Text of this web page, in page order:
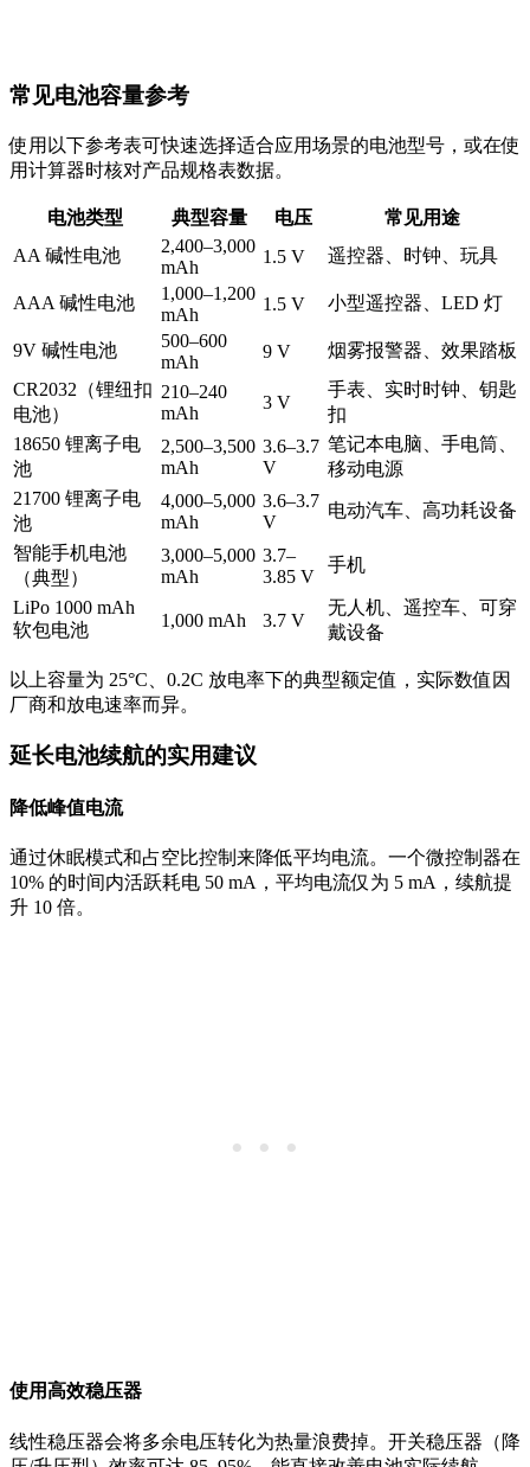
常见电池容量参考
使用以下参考表可快速选择适合应用场景的电池型号，或在使
用计算器时核对产品规格表数据。
电池类型 典型容量 电压
常见用途
AA 碱性电池
2,400–3,000
mAh
1.5 V 遥控器、时钟、玩具
AAA 碱性电池
1,000–1,200
mAh
1.5 V 小型遥控器、LED 灯
9V 碱性电池
500–600
mAh
9 V
烟雾报警器、效果踏板
CR2032（锂纽扣
电池）
210–240
mAh
3 V
手表、实时时钟、钥匙
扣
18650 锂离子电
池
2,500–3,500
mAh
3.6–3.7
V
笔记本电脑、手电筒、
移动电源
21700 锂离子电
池
4,000–5,000
mAh
3.6–3.7
V
电动汽车、高功耗设备
智能手机电池
（典型）
3,000–5,000
mAh
3.7–
3.85 V
手机
LiPo 1000 mAh
软包电池
1,000 mAh 3.7 V
无人机、遥控车、可穿
戴设备
以上容量为 25°C、0.2C 放电率下的典型额定值，实际数值因
厂商和放电速率而异。
延长电池续航的实用建议
降低峰值电流
通过休眠模式和占空比控制来降低平均电流。一个微控制器在
10% 的时间内活跃耗电 50 mA，平均电流仅为 5 mA，续航提
升 10 倍。
使用高效稳压器
线性稳压器会将多余电压转化为热量浪费掉。开关稳压器（降